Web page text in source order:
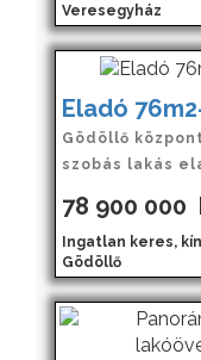
Veresegyház
Eladó
Gödöllő
szobás lakás
78 900 000
Ingatlan keres,
Gödöllő